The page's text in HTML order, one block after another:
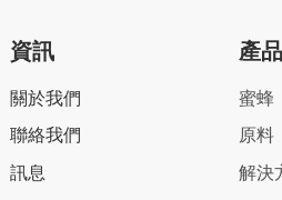
資訊
關於我們
聯絡我們
訊息
產品
蜜蜂
原料
解決